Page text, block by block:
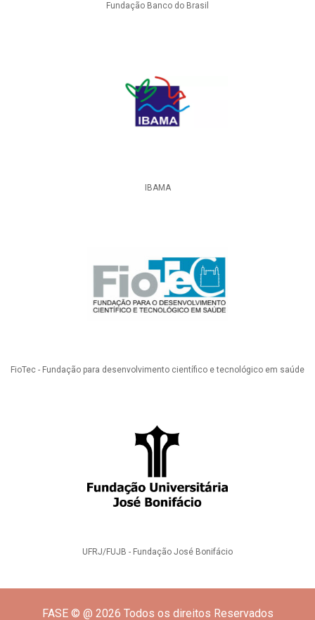
Fundação Banco do Brasil
IBAMA
FioTec - Fundação para desenvolvimento científico e tecnológico em saúde
UFRJ/FUJB - Fundação José Bonifácio
FASE © @ 2026 Todos os direitos Reservados